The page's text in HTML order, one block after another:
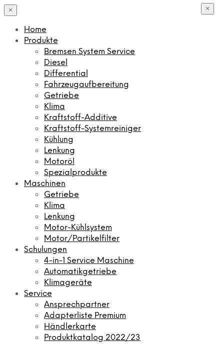
×
Home
Produkte
Bremsen System Service
Diesel
Differential
Fahrzeugaufbereitung
Getriebe
Klima
Kraftstoff-Additive
Kraftstoff-Systemreiniger
Kühlung
Lenkung
Motoröl
Spezialprodukte
Maschinen
Getriebe
Klima
Lenkung
Motor-Kühlsystem
Motor/Partikelfilter
Schulungen
4-in-1 Service Maschine
Automatikgetriebe
Klimageräte
Service
Ansprechpartner
Adapterliste Premium
Händlerkarte
Produktkatalog 2022/23
×